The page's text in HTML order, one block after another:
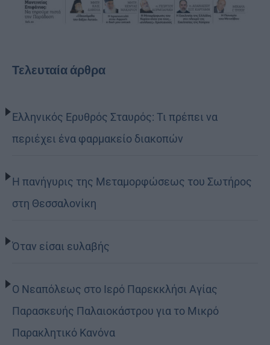
Τελευταία άρθρα
Ελληνικός Ερυθρός Σταυρός: Τι πρέπει να
περιέχει ένα φαρμακείο διακοπών
Η πανήγυρις της Μεταμορφώσεως του Σωτήρος
στη Θεσσαλονίκη
Όταν είσαι ευλαβής
Ο Νεαπόλεως στο Ιερό Παρεκκλήσι Αγίας
Παρασκευής Παλαιοκάστρου για το Μικρό
Παρακλητικό Κανόνα